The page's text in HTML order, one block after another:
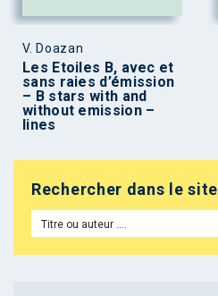
V. Doazan
Les Etoiles B, avec et
sans raies d’émission
– B stars with and
without emission –
lines
Rechercher dans le site